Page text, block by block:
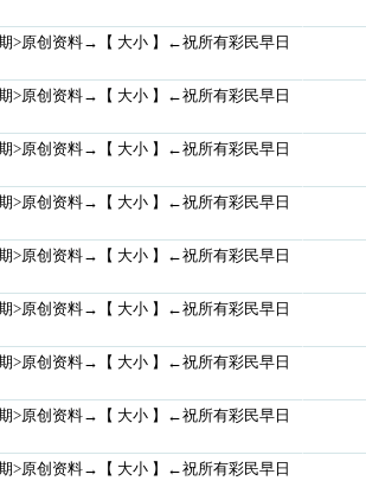
>原创资料→【 大小 】←祝所有彩民早日
>原创资料→【 大小 】←祝所有彩民早日
>原创资料→【 大小 】←祝所有彩民早日
>原创资料→【 大小 】←祝所有彩民早日
>原创资料→【 大小 】←祝所有彩民早日
>原创资料→【 大小 】←祝所有彩民早日
>原创资料→【 大小 】←祝所有彩民早日
>原创资料→【 大小 】←祝所有彩民早日
>原创资料→【 大小 】←祝所有彩民早日